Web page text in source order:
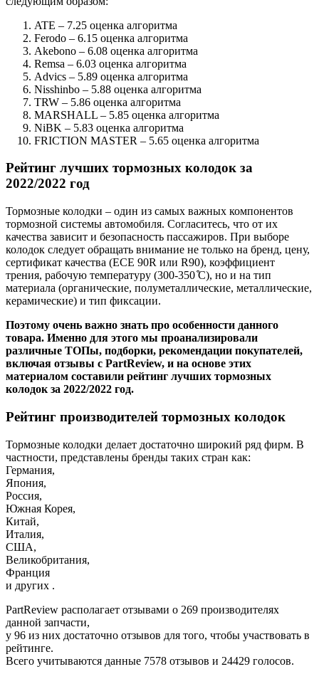
ATE – 7.25 оценка алгоритма
Ferodo – 6.15 оценка алгоритма
Akebono – 6.08 оценка алгоритма
Remsa – 6.03 оценка алгоритма
Advics – 5.89 оценка алгоритма
Nisshinbo – 5.88 оценка алгоритма
TRW – 5.86 оценка алгоритма
MARSHALL – 5.85 оценка алгоритма
NiBK – 5.83 оценка алгоритма
FRICTION MASTER – 5.65 оценка алгоритма
Рейтинг лучших тормозных колодок за
2022/2022 год
Тормозные колодки – один из самых важных компонентов
тормозной системы автомобиля. Согласитесь, что от их
качества зависит и безопасность пассажиров. При выборе
колодок следует обращать внимание не только на бренд, цену,
сертификат качества (ECE 90R или R90), коэффициент
трения, рабочую температуру (300-350 ͒C), но и на тип
материала (органические, полуметаллические, металлические,
керамические) и тип фиксации.
Поэтому очень важно знать про особенности данного
товара. Именно для этого мы проанализировали
различные ТОПы, подборки, рекомендации покупателей,
включая отзывы с PartReview, и на основе этих
материалом составили рейтинг лучших тормозных
колодок за 2022/2022 год.
Рейтинг производителей тормозных колодок
Тормозные колодки делает достаточно широкий ряд фирм. В
частности, представлены бренды таких стран как:
Германия,
Япония,
Россия,
Южная Корея,
Китай,
Италия,
США,
Великобритания,
Франция
и других .
PartReview располагает отзывами о 269 производителях
данной запчасти,
у 96 из них достаточно отзывов для того, чтобы участвовать в
рейтинге.
Всего учитываются данные 7578 отзывов и 24429 голосов.